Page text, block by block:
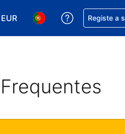
EUR
Escolha a sua moeda. A sua
Escolha o seu idioma.
Obtenha
Registe a